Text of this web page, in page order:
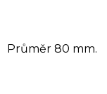
Průměr 80 mm.